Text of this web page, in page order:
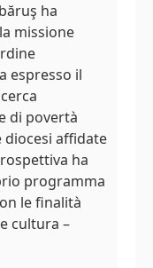
ha
missione
espresso il
di povertà
affidate
ha
programma
le finalità
cultura –